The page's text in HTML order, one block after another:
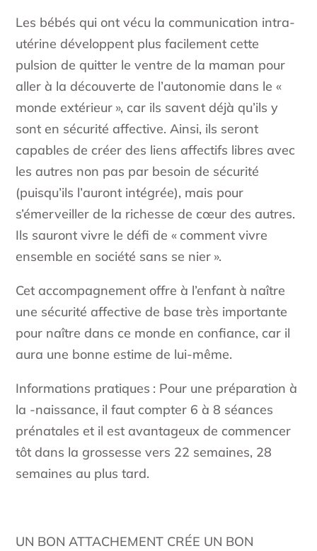
Les bébés qui ont vécu la communication intra-
utérine développent plus facilement cette
pulsion de quitter le ventre de la maman pour
aller à la découverte de l’autonomie dans le «
monde extérieur », car ils savent déjà qu’ils y
sont en sécurité affective. Ainsi, ils seront
capables de créer des liens affectifs libres avec
les autres non pas par besoin de sécurité
(puisqu’ils l’auront intégrée), mais pour
s’émerveiller de la richesse de cœur des autres.
Ils sauront vivre le défi de « comment vivre
ensemble en société sans se nier ».
Cet accompagnement offre à l’enfant à naître
une sécurité affective de base très importante
pour naître dans ce monde en confiance, car il
aura une bonne estime de lui-même.
Informations pratiques : Pour une préparation à
la -naissance, il faut compter 6 à 8 séances
prénatales et il est avantageux de commencer
tôt dans la grossesse vers 22 semaines, 28
semaines au plus tard.
UN BON ATTACHEMENT CRÉE UN BON